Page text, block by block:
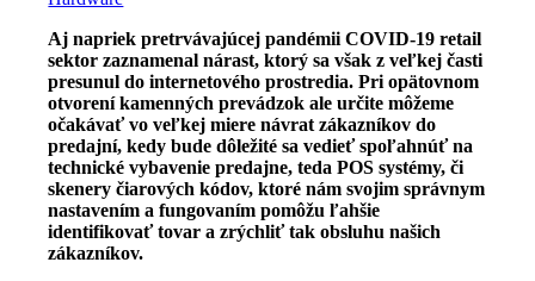
Aj napriek pretrvávajúcej pandémii COVID-19 retail
sektor zaznamenal nárast, ktorý sa však z veľkej časti
presunul do internetového prostredia. Pri opätovnom
otvorení kamenných prevádzok ale určite môžeme
očakávať vo veľkej miere návrat zákazníkov do
predajní, kedy bude dôležité sa vedieť spoľahnúť na
technické vybavenie predajne, teda POS systémy, či
skenery čiarových kódov, ktoré nám svojim správnym
nastavením a fungovaním pomôžu ľahšie
identifikovať tovar a zrýchliť tak obsluhu našich
zákazníkov.